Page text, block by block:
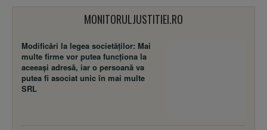
MONITORULJUSTITIEI.RO
Modificări la legea societăţilor: Mai
multe firme vor putea funcţiona la
aceeaşi adresă, iar o persoană va
putea fi asociat unic în mai multe
SRL